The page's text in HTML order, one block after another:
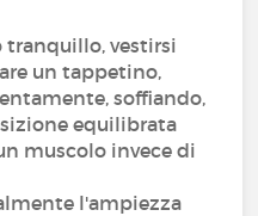
tranquillo, vestirsi
un tappetino,
soffiando,
equilibrata
muscolo invece di
l'ampiezza